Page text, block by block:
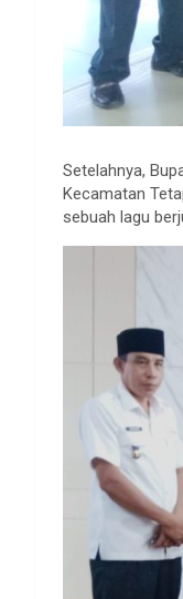
Setelahnya,
Kecamatan
sebuah lagu